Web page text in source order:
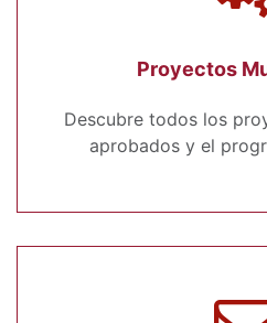
Proyectos
Descubre todos los
aprobados y el